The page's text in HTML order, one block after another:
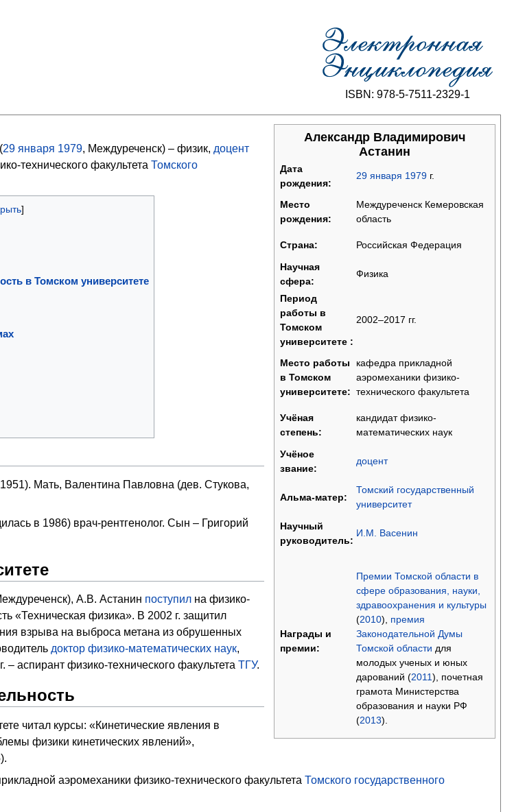
ISBN: 978-5-7511-2329-1
Александр Владимирович
Астанин
Дата
рождения:
29 января 1979 г.
Место
рождения:
Междуреченск Кемеровская
область
Страна: Российская Федерация
Научная
сфера:
Физика
Период
работы в
Томском
университете :
2002–2017 гг.
Место работы
в Томском
университете:
кафедра прикладной
аэромеханики физико-
технического факультета
Учёная
степень:
кандидат физико-
математических наук
Учёное
звание:
доцент
Альма-матер:
Томский государственный
университет
Научный
руководитель:
И.М. Васенин
Награды и
премии:
Премии Томской области в
сфере образования, науки,
здравоохранения и культуры
(2010), премия
Законодательной Думы
Томской области для
молодых ученых и юных
дарований (2011), почетная
грамота Министерства
образования и науки РФ
(2013).
29 января 1979, Междуреченск) – физик, доцент
технического факультета Томского
в Томском университете
Мать, Валентина Павловна (дев. Стукова,
в 1986) врач-рентгенолог. Сын – Григорий
А.В. Астанин поступилна физико-
«Техническая физика». В 2002 г. защитил
взрыва на выброса метана из обрушенных
доктор физико-математических наук,
– аспирант физико-технического факультета ТГУ.
читал курсы: «Кинетические явления в
физики кинетических явлений»,
аэромеханики физико-технического факультета Томского государственного